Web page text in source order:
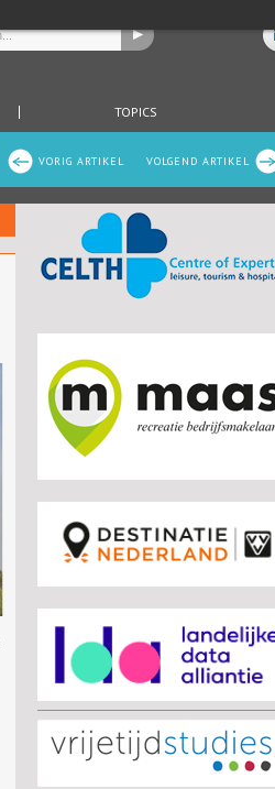
TOPICS
VOLGEND ARTIKEL
VORIG ARTIKEL